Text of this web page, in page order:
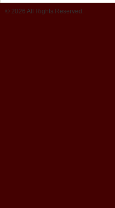
© 2026 All Rights Reserved.